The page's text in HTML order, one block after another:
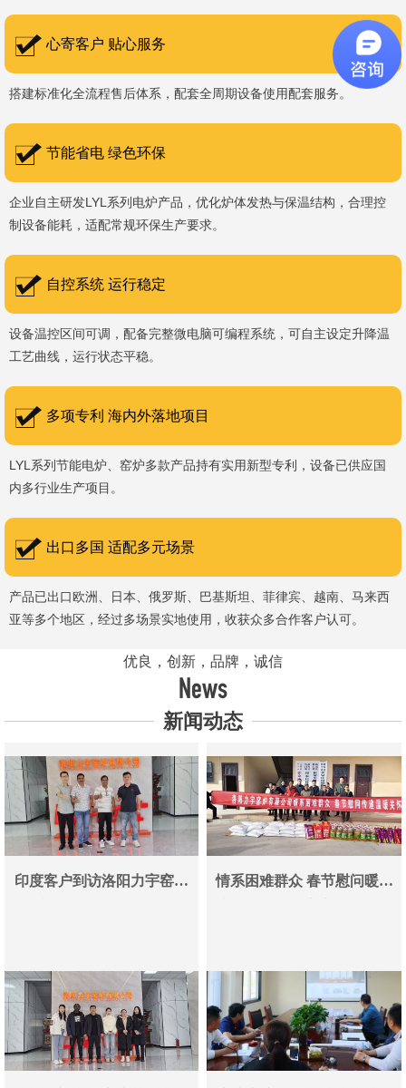
书编号：202207080）、河南省专精特新企业。 我们坚持以
科技促生产，以质量创品牌，以品牌创市场的战略发展，实现科学化
管理，我们以质量保证，服务完善，信誉良好的原则。 热诚欢迎
国内外新老客户前来参观洽谈，让我们携手，合作共赢，共创新未
来！洛阳新安工厂视频洛阳高新工厂视频
心寄客户 贴心服务
搭建标准化全流程售后体系，配套全周期设备使用配套服务。
节能省电 绿色环保
企业自主研发LYL系列电炉产品，优化炉体发热与保温结构，合理控
制设备能耗，适配常规环保生产要求。
自控系统 运行稳定
设备温控区间可调，配备完整微电脑可编程系统，可自主设定升降温
工艺曲线，运行状态平稳。
多项专利 海内外落地项目
LYL系列节能电炉、窑炉多款产品持有实用新型专利，设备已供应国
内多行业生产项目。
出口多国 适配多元场景
产品已出口欧洲、日本、俄罗斯、巴基斯坦、菲律宾、越南、马来西
亚等多个地区，经过多场景实地使用，收获众多合作客户认可。
优良，创新，品牌，诚信
News
新闻动态
印度客户到访洛阳力宇窑炉
情系困难群众 春节慰问暖人